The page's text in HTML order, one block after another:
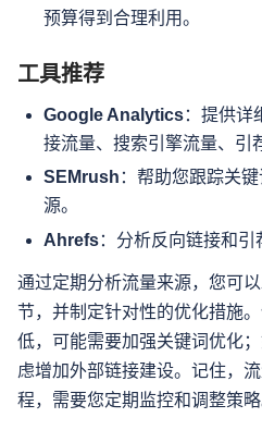
预算得到合理利用。
工具推荐
Google Analytics：提供详
接流量、搜索引擎流量、引
SEMrush ：帮助您跟踪关
源。
Ahrefs：分析反向链接和引
通过定期分析流量来源，您可
节，并制定针对性的优化措施
低，可能需要加强关键词优化
虑增加外部链接建设。记住，
程，需要您定期监控和调整策略